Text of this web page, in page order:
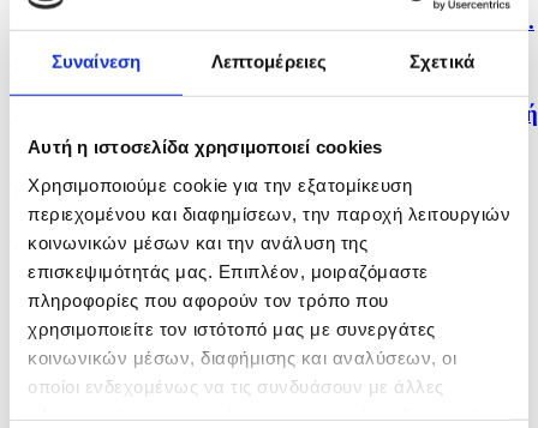
Συναίνεση Λεπτομέρειες Σχετικά
Αυτή η ιστοσελίδα χρησιμοποιεί cookies
Χρησιμοποιούμε cookie για την εξατομίκευση
περιεχομένου και διαφημίσεων, την παροχή λειτουργιών
κοινωνικών μέσων και την ανάλυση της
επισκεψιμότητάς μας. Επιπλέον, μοιραζόμαστε
πληροφορίες που αφορούν τον τρόπο που
χρησιμοποιείτε τον ιστότοπό μας με συνεργάτες
κοινωνικών μέσων, διαφήμισης και αναλύσεων, οι
οποίοι ενδεχομένως να τις συνδυάσουν με άλλες
Red Code για πολύ υψηλό κίνδυνο πυρκαγιάς σε έξι...
πριν 2 ώρες
Κόμμα για τα Ζώα: Ώρα να σταματήσει η κομματική
μάχη...
πριν 2 ώρες
Βαθαίνει η κρίση στο Ιράν, εν μέσω φημών για την...